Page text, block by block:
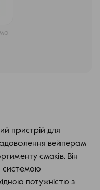
пристрій для
вейперам
смаків. Він
системою
потужністю з